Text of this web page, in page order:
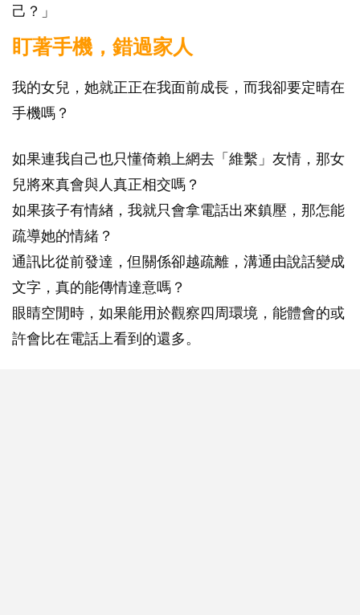
己？」
盯著手機，錯過家人
我的女兒，她就正正在我面前成長，而我卻要定晴在
手機嗎？
如果連我自己也只懂倚賴上網去「維繫」友情，那女
兒將來真會與人真正相交嗎？
如果孩子有情緖，我就只會拿電話出來鎮壓，那怎能
疏導她的情緒？
通訊比從前發達，但關係卻越疏離，溝通由說話變成
文字，真的能傳情達意嗎？
眼睛空閒時，如果能用於觀察四周環境，能體會的或
許會比在電話上看到的還多。